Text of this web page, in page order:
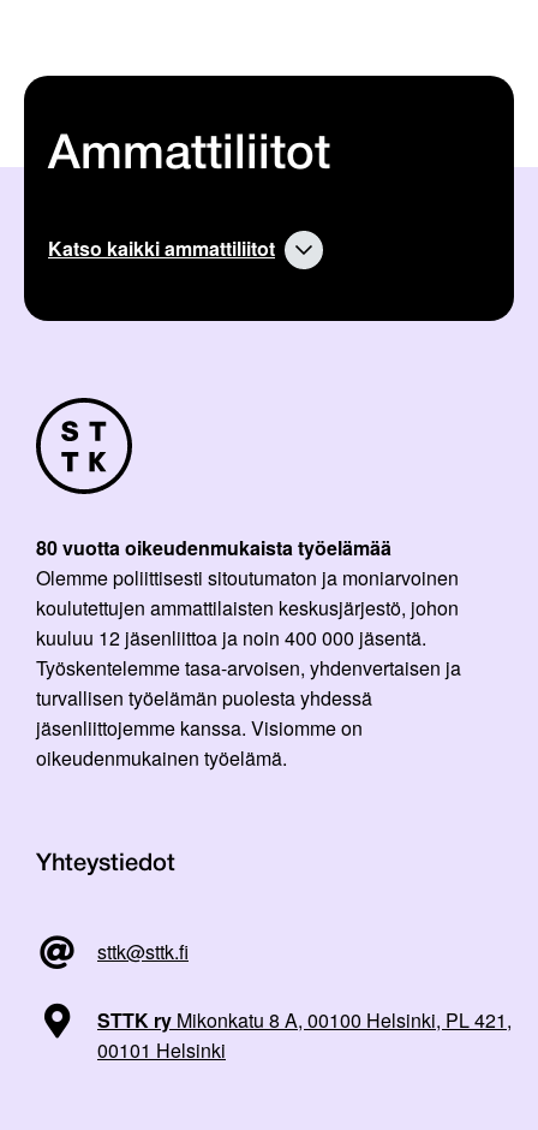
Ammattiliitot
Katso kaikki ammattiliitot
80 vuotta oikeudenmukaista työelämää
Olemme poliittisesti sitoutumaton ja moniarvoinen
koulutettujen ammattilaisten keskusjärjestö, johon
kuuluu 12 jäsenliittoa ja noin 400 000 jäsentä.
Työskentelemme tasa-arvoisen, yhdenvertaisen ja
turvallisen työelämän puolesta yhdessä
jäsenliittojemme kanssa. Visiomme on
oikeudenmukainen työelämä.
Yhteystiedot
sttk@sttk.fi
STTK ry Mikonkatu 8 A, 00100 Helsinki, PL 421,
00101 Helsinki